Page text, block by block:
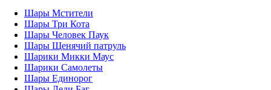
Шары Мстители
Шары Три Кота
Шары Человек Паук
Шары Щенячий патруль
Шарики Микки Маус
Шарики Самолеты
Шары Единорог